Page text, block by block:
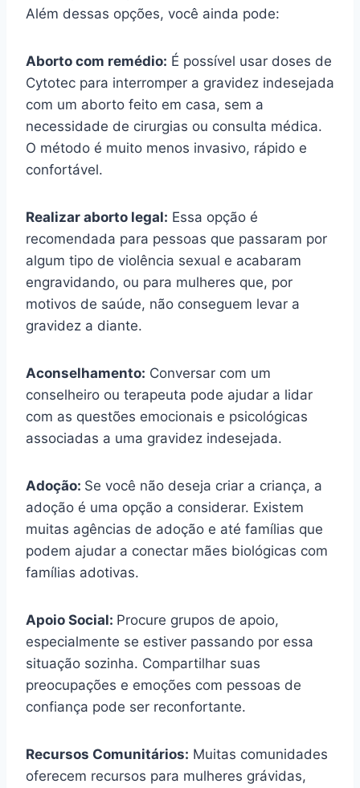
Além dessas opções, você ainda pode:
Aborto com remédio: É possível usar doses de
Cytotec para interromper a gravidez indesejada
com um aborto feito em casa, sem a
necessidade de cirurgias ou consulta médica.
O método é muito menos invasivo, rápido e
confortável.
Realizar aborto legal: Essa opção é
recomendada para pessoas que passaram por
algum tipo de violência sexual e acabaram
engravidando, ou para mulheres que, por
motivos de saúde, não conseguem levar a
gravidez a diante.
Aconselhamento: Conversar com um
conselheiro ou terapeuta pode ajudar a lidar
com as questões emocionais e psicológicas
associadas a uma gravidez indesejada.
Adoção: Se você não deseja criar a criança, a
adoção é uma opção a considerar. Existem
muitas agências de adoção e até famílias que
podem ajudar a conectar mães biológicas com
famílias adotivas.
Apoio Social: Procure grupos de apoio,
especialmente se estiver passando por essa
situação sozinha. Compartilhar suas
preocupações e emoções com pessoas de
confiança pode ser reconfortante.
Recursos Comunitários: Muitas comunidades
oferecem recursos para mulheres grávidas,